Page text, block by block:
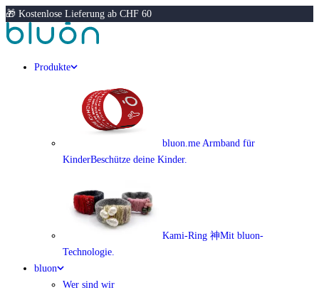
🎁 Kostenlose Lieferung ab CHF 60
Produkte
bluon.me Armband für
KinderBeschütze deine Kinder.
Kami-Ring 神Mit bluon-
Technologie.
bluon
Wer sind wir